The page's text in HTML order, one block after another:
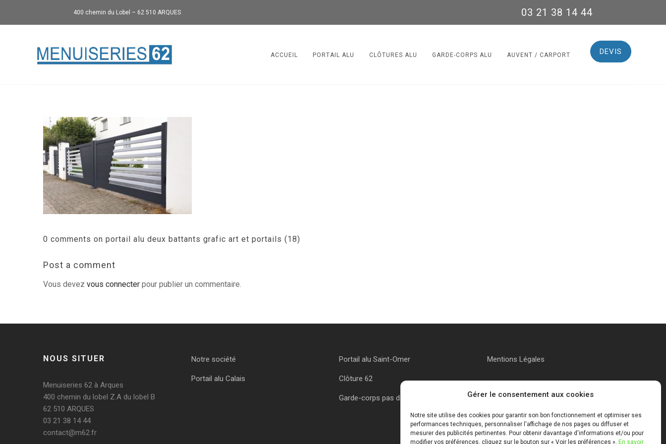
Gérer le consentement aux cookies
Notre site utilise des cookies pour garantir son bon fonctionnement et optimiser ses
performances techniques, personnaliser l'affichage de nos pages ou diffuser et
mesurer des publicités pertinentes. Pour obtenir davantage d'informations et/ou pour
modifier vos préférences, cliquez sur le bouton sur « Voir les préférences ». En savoir
400 chemin du Lobel – 62 510 ARQUES 03 21 38 14 44
DEVIS
ACCUEIL PORTAIL ALU CLÔTURES ALU GARDE-CORPS ALU AUVENT / CARPORT
0 comments on portail alu deux battants grafic art et portails (18)
Post a comment
Vous devezvous connecter pour publier un commentaire.
NOUS SITUER
Menuiseries 62 à Arques
400 chemin du lobel Z.A du lobel B
62 510 ARQUES
03 21 38 14 44
contact@m62.fr
Notre société
Portail alu Calais
Portail alu Saint-Omer
Clôture 62
Garde-corps pas de calais
Mentions Légales